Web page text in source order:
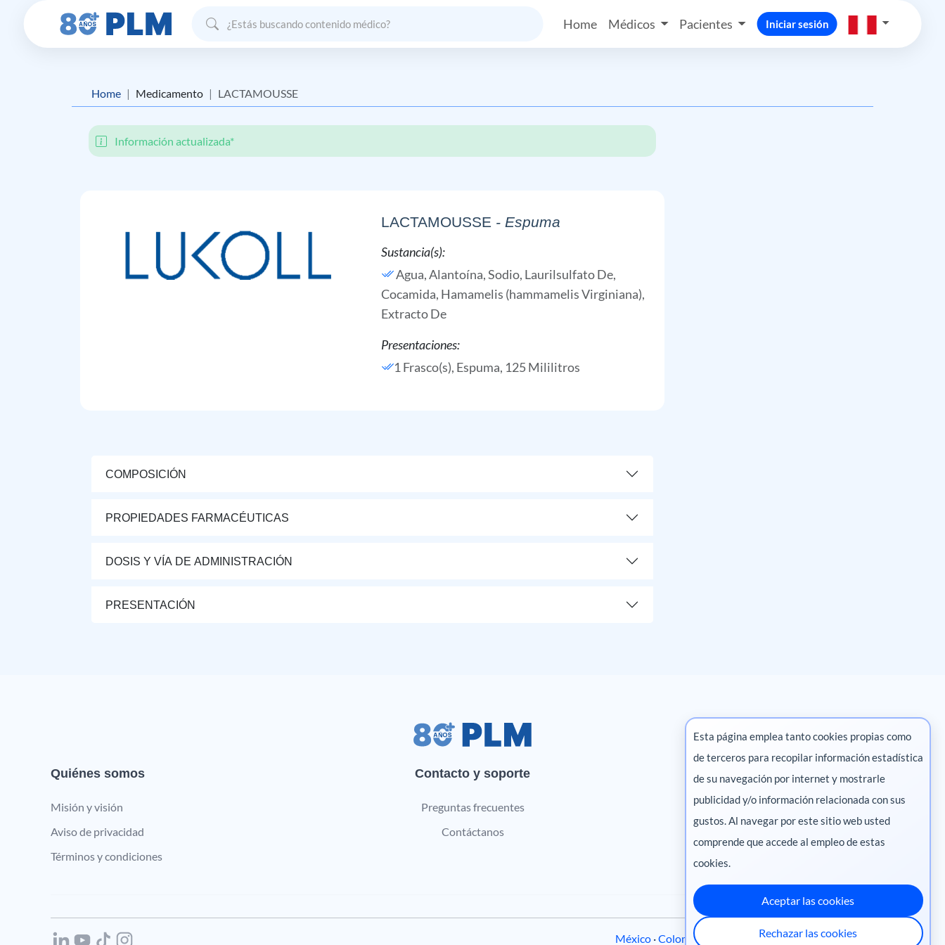
Home Médicos Pacientes Iniciar sesión
Home Medicamento LACTAMOUSSE
Información actualizada*
LACTAMOUSSE - Espuma
Sustancia(s):
Agua,Alantoína,Sodio, Laurilsulfato De,
Cocamida, Hamamelis (hammamelis Virginiana),
Extracto De
Presentaciones:
1 Frasco(s), Espuma, 125 Mililitros
COMPOSICIÓN
PROPIEDADES FARMACÉUTICAS
DOSIS Y VÍA DE ADMINISTRACIÓN
PRESENTACIÓN
Quiénes somos
Misión y visión
Aviso de privacidad
Términos y condiciones
Contacto y soporte
Preguntas frecuentes
Contáctanos
Marketing digital
Pharma
México ·Colombia Perú·Centroamérica
Esta página emplea tanto cookies propias como
de terceros para recopilar información estadística
de su navegación por internet y mostrarle
publicidad y/o información relacionada con sus
gustos. Al navegar por este sitio web usted
comprende que accede al empleo de estas
cookies.
Aceptar las cookies
Rechazar las cookies